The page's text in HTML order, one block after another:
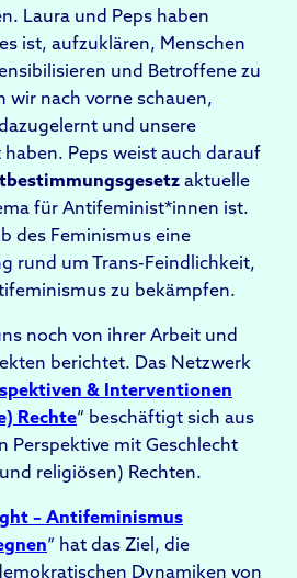
Laura und Peps haben
ist, aufzuklären, Menschen
und Betroffene zu
wir nach vorne schauen,
und unsere
Peps weist auch darauf
aktuelle
für Antifeminist*innen ist.
des Feminismus eine
rund um Trans-Feindlichkeit,
zu bekämpfen.
noch von ihrer Arbeit und
berichtet. Das Netzwerk
& Interventionen
Rechte“ beschäftigt sich aus
Perspektive mit Geschlecht
religiösen) Rechten.
– Antifeminismus
“ hat das Ziel, die
Dynamiken von